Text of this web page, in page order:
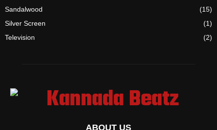
Sandalwood
(15)
Silver Screen
(1)
Television
(2)
ABOUT US